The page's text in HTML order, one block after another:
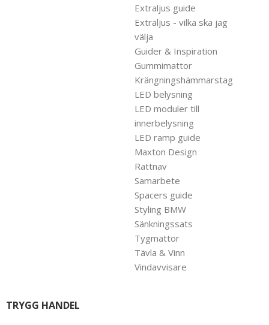
Extraljus guide
Extraljus - vilka ska jag
välja
Guider & Inspiration
Gummimattor
Krängningshämmarstag
LED belysning
LED moduler till
innerbelysning
LED ramp guide
Maxton Design
Rattnav
Samarbete
Spacers guide
Styling BMW
Sänkningssats
Tygmattor
Tävla & Vinn
Vindavvisare
TRYGG HANDEL